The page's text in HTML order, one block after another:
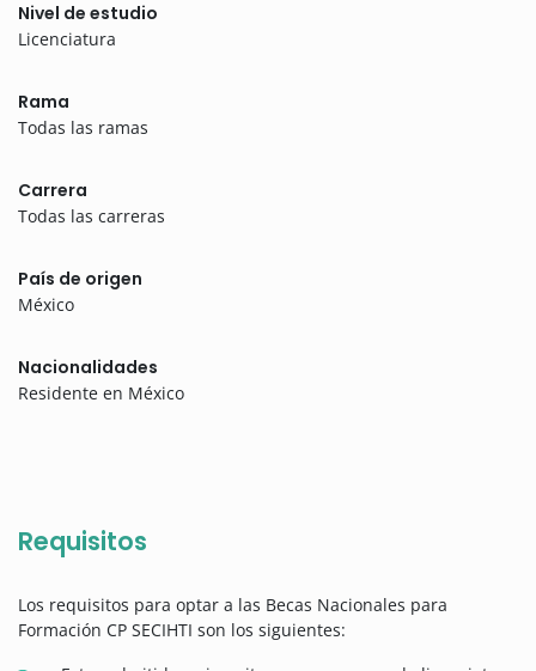
Nivel de estudio
Licenciatura
Rama
Todas las ramas
Carrera
Todas las carreras
País de origen
México
Nacionalidades
Residente en México
Requisitos
Los requisitos para optar a las Becas Nacionales para
Formación CP SECIHTI son los siguientes: